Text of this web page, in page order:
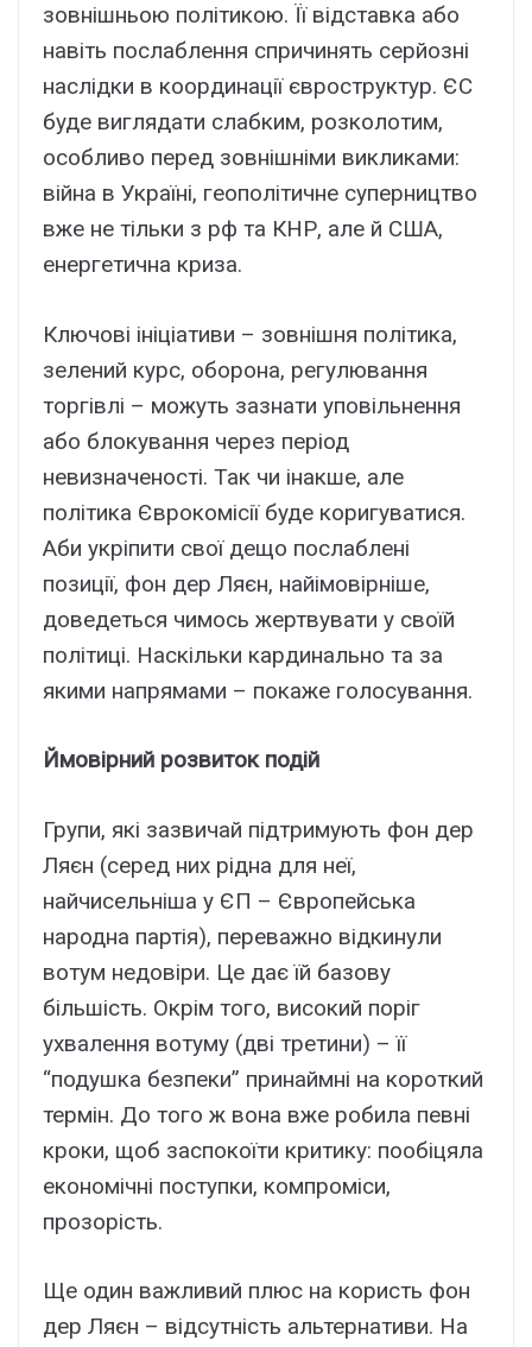
зовнішньою політикою. Її відставка або
навіть послаблення спричинять серйозні
наслідки в координації євроструктур. ЄС
буде виглядати слабким, розколотим,
особливо перед зовнішніми викликами:
війна в Україні, геополітичне суперництво
вже не тільки з рф та КНР, але й США,
енергетична криза.
Ключові ініціативи – зовнішня політика,
зелений курс, оборона, регулювання
торгівлі – можуть зазнати уповільнення
або блокування через період
невизначеності. Так чи інакше, але
політика Єврокомісії буде коригуватися.
Аби укріпити свої дещо послаблені
позиції, фон дер Ляєн, найімовірніше,
доведеться чимось жертвувати у своїй
політиці. Наскільки кардинально та за
якими напрямами – покаже голосування.
Ймовірний розвиток подій
Групи, які зазвичай підтримують фон дер
Ляєн (серед них рідна для неї,
найчисельніша у ЄП – Європейська
народна партія), переважно відкинули
вотум недовіри. Це дає їй базову
більшість. Окрім того, високий поріг
ухвалення вотуму (дві третини) – її
“подушка безпеки” принаймні на короткий
термін. До того ж вона вже робила певні
кроки, щоб заспокоїти критику: пообіцяла
економічні поступки, компроміси,
прозорість.
Ще один важливий плюс на користь фон
дер Ляєн – відсутність альтернативи. На